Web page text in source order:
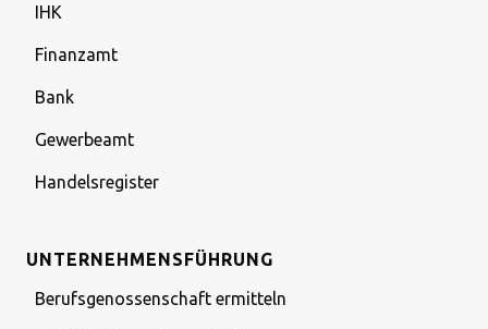
IHK
Finanzamt
Bank
Gewerbeamt
Handelsregister
UNTERNEHMENSFÜHRUNG
Berufsgenossenschaft ermitteln